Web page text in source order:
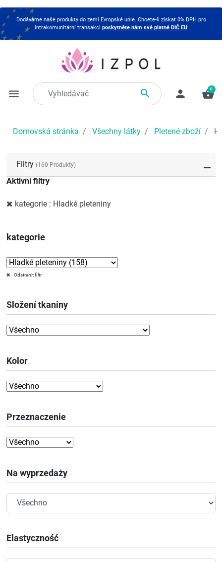
Dodáváme naše produkty do zemí Evropské unie. Chcete-li získat 0% DPH pro
intrakomunitární transakci poskytněte nám své platné DIČ EU
menu  person shopping_basket
0
Domovská stránka Všechny látky Pletené zboží
Filtry (160 Produkty)
Aktivní filtry
kategorie : Hladké pleteniny
kategorie
Odstranit filtr
Složení tkaniny
Kolor
Przeznaczenie
Na wyprzedaży
Elastyczność